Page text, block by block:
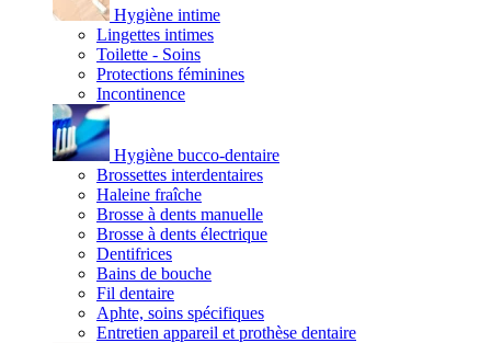
Hygiène intime
Lingettes intimes
Toilette - Soins
Protections féminines
Incontinence
Hygiène bucco-dentaire
Brossettes interdentaires
Haleine fraîche
Brosse à dents manuelle
Brosse à dents électrique
Dentifrices
Bains de bouche
Fil dentaire
Aphte, soins spécifiques
Entretien appareil et prothèse dentaire